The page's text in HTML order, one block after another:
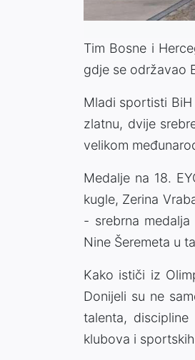
Tim Bosne i
gdje se održavao
Mladi sportisti
zlatnu, dvije
velikom
Medalje na 18.
kugle, Zerina
- srebrna
Nine Šeremeta u
Kako ističi iz
Donijeli su ne
talenta,
klubova i